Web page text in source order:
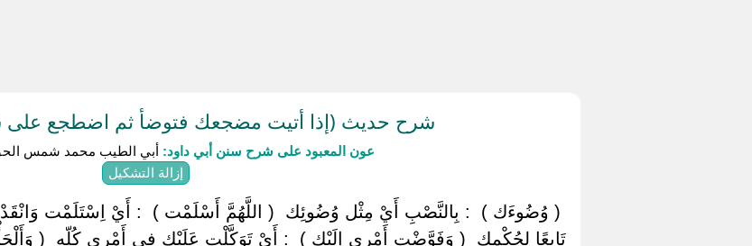
شرح حديث (إذا أتيت مضجعك فتوضأ ثم اضطجع على
عون المعبود على شرح سنن أبي داود: أبي الطيب محمد شمس الحق
إزالة التشكيل
‏( وُضُوءَك ) ‏ ‏: بِالنَّصْبِ أَيْ مِثْل وُضُوئِك ‏ ‏( اللَّهُمَّ أَسْلَمْت ) ‏ ‏: أَيْ اِسْتَلَمْت
تَابِعًا لِحُكْمِك ‏ ‏( وَفَوَّضْت أَمْرِي إِلَيْك ) ‏ ‏: أَيْ تَوَكَّلْت عَلَيْك فِي أَمْرِي كُلّه ‏ ‏(